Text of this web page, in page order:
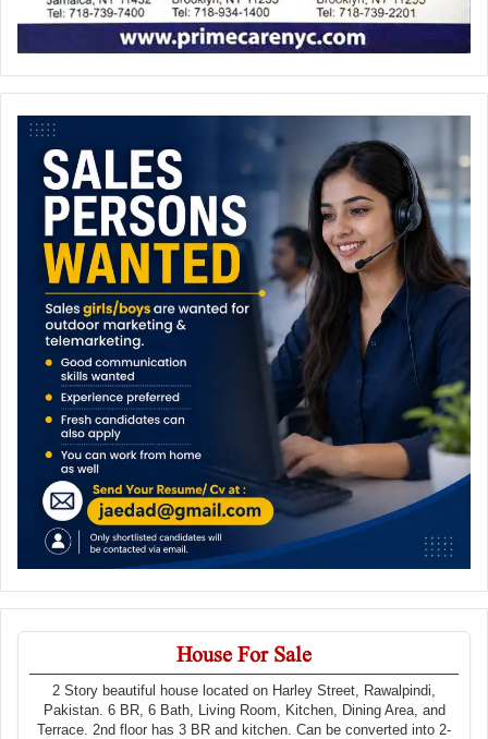
House For Sale
2 Story beautiful house located on Harley Street, Rawalpindi,
Pakistan. 6 BR, 6 Bath, Living Room, Kitchen, Dining Area, and
Terrace. 2nd floor has 3 BR and kitchen. Can be converted into 2-